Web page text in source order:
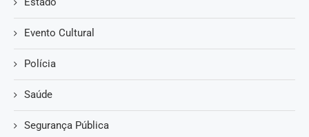
Evento Cultural
Polícia
Saúde
Segurança Pública